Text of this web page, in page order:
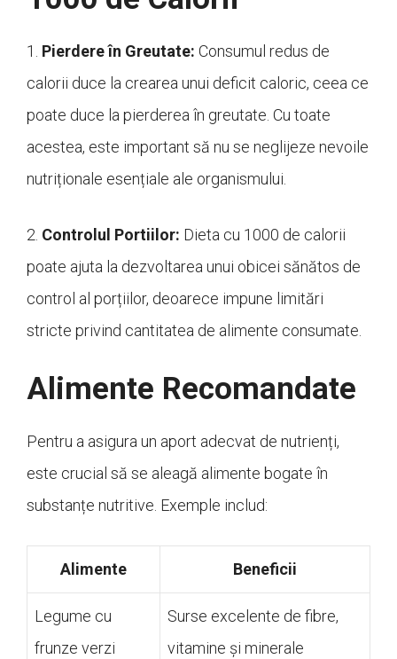
1. Pierdere în Greutate: Consumul redus de
calorii duce la crearea unui deficit caloric, ceea ce
poate duce la pierderea în greutate. Cu toate
acestea, este important să nu se neglijeze nevoile
nutriționale esențiale ale organismului.
2. Controlul Portiilor: Dieta cu 1000 de calorii
poate ajuta la dezvoltarea unui obicei sănătos de
control al porțiilor, deoarece impune limitări
stricte privind cantitatea de alimente consumate.
Alimente Recomandate
Pentru a asigura un aport adecvat de nutrienți,
este crucial să se aleagă alimente bogate în
substanțe nutritive. Exemple includ:
Alimente Beneficii
Legume cu
frunze verzi
Surse excelente de fibre,
vitamine și minerale